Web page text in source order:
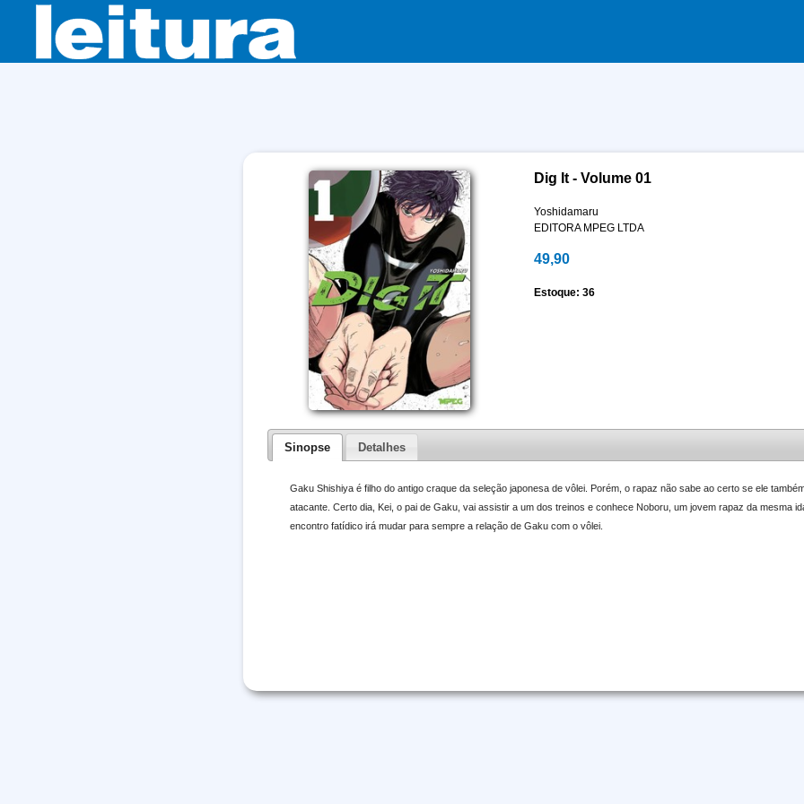
Dig It - Volume 01
Yoshidamaru
EDITORA MPEG LTDA
49,90
Estoque: 36
Sinopse Detalhes
Gaku Shishiya é filho do antigo craque da seleção japonesa de vôlei. Porém, o rapaz não sabe ao certo se ele
atacante. Certo dia, Kei, o pai de Gaku, vai assistir a um dos treinos e conhece Noboru, um jovem rapaz da mesma
encontro fatídico irá mudar para sempre a relação de Gaku com o vôlei.